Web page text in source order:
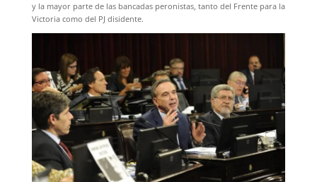
y la mayor parte de las bancadas peronistas, tanto del Frente para la
Victoria como del PJ disidente.